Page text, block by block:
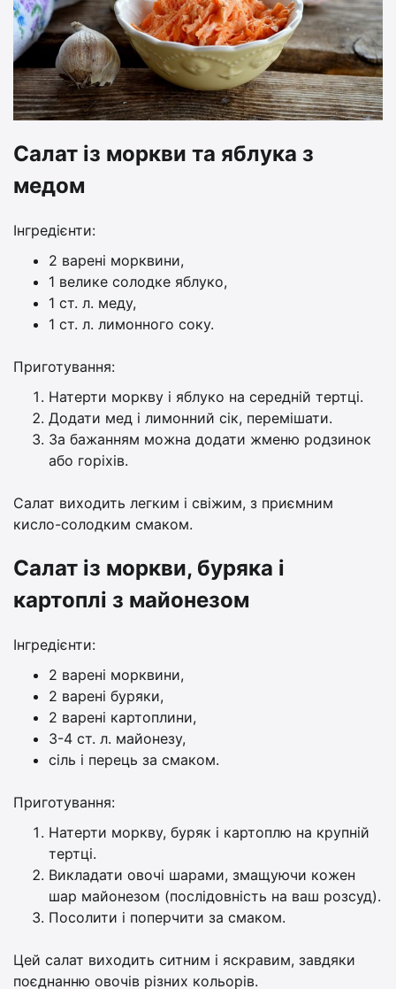
Салат із моркви та яблука з
медом
Інгредієнти:
2 варені морквини,
1 велике солодке яблуко,
1 ст. л. меду,
1 ст. л. лимонного соку.
Приготування:
Натерти моркву і яблуко на середній тертці.
Додати мед і лимонний сік, перемішати.
За бажанням можна додати жменю родзинок
або горіхів.
Салат виходить легким і свіжим, з приємним
кисло-солодким смаком.
Салат із моркви, буряка і
картоплі з майонезом
Інгредієнти:
2 варені морквини,
2 варені буряки,
2 варені картоплини,
3-4 ст. л. майонезу,
сіль і перець за смаком.
Приготування:
Натерти моркву, буряк і картоплю на крупній
тертці.
Викладати овочі шарами, змащуючи кожен
шар майонезом (послідовність на ваш розсуд).
Посолити і поперчити за смаком.
Цей салат виходить ситним і яскравим, завдяки
поєднанню овочів різних кольорів.